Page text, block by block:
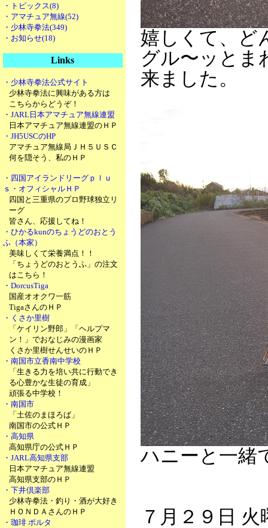
・トピックス(8)
・アマチュア無線(52)
・少林寺拳法(349)
・お知らせ(18)
Links
・少林寺拳法公式サイト
少林寺拳法に興味がある方は
こちらからどうぞ！
・JARL日本アマチュア無線連盟
日本アマチュア無線連盟のＨＰ
・JH5USCのHP
アマチュア無線局ＪＨ５ＵＳＣ
何を隠そう、私のＨＰ
・四国アイランドリーグｐｌｕ
ｓ・オフィシャルＨＰ
四国と三重県のプロ野球独立リ
ーグ
皆さん、応援してね！
・ひかるkunのちょうどのおとう
ふ（本家）
美味しくて栄養満点！！
「ちょうどのおとうふ」の注文
はこちら！
・DorcusTiga
国産オオクワ一筋
TigaさんのＨＰ
・くさか里樹
「ケイリン野郎」「ヘルプマ
ン！」でおなじみの漫画家
くさか里樹せんせいのＨＰ
・南国市立香南中学校
「生きる力を培い共に行動でき
る心豊かな生徒の育成」
頑張る中学校！
・南国市
「土佐のまほろば」
南国市の公式ＨＰ
・高知県
高知県庁の公式ＨＰ
・JARL高知県支部
日本アマチュア無線連盟
高知県支部のＨＰ
・下井倶楽部
少林寺拳法・釣り・酒が大好き
ＨＯＮＤＡさんのＨＰ
・珈琲 ポルタ
嬉しくて、ど
グル〜ッとま
来ました。
ハニーと一緒
７月２９日 火